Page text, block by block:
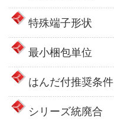
特殊端子形状
最小梱包単位
はんだ付推奨条件
シリーズ統廃合